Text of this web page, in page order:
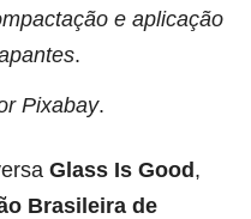
e aplicação
.
Pixabay.
Glass Is Good,
Brasileira de